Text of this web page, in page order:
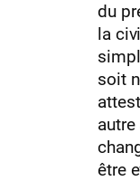
du
la
soit
être